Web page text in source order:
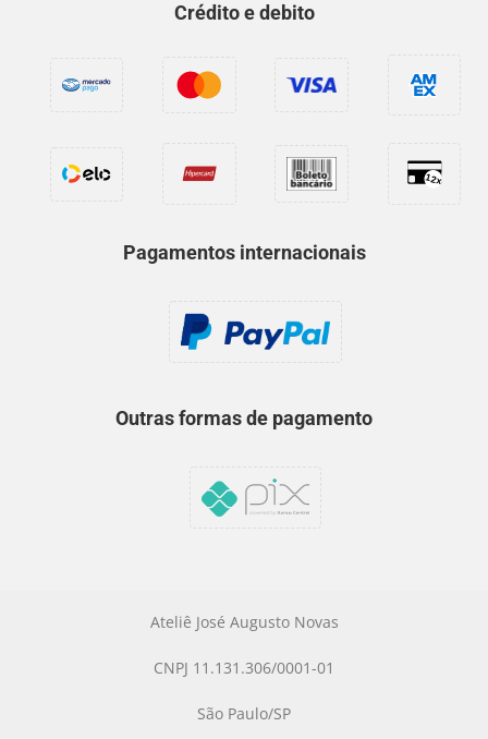
Crédito e debito
Pagamentos internacionais
Outras formas de pagamento
Ateliê José Augusto Novas
CNPJ 11.131.306/0001-01
São Paulo/SP